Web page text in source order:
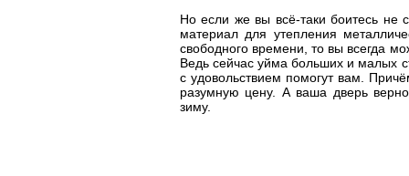
Но если же вы всё-таки боитесь не
материал для утепления
свободного времени, то вы всегда
Ведь сейчас уйма больших и малых
с удовольствием помогут вам.
разумную цену. А ваша дверь
зиму.